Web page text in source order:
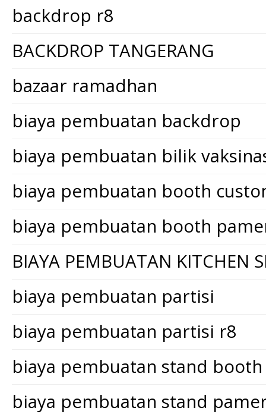
backdrop r8
BACKDROP TANGERANG
bazaar ramadhan
biaya pembuatan backdrop
biaya pembuatan bilik
biaya pembuatan booth
biaya pembuatan booth
BIAYA PEMBUATAN KITCHEN
biaya pembuatan partisi
biaya pembuatan partisi r8
biaya pembuatan stand booth
biaya pembuatan stand